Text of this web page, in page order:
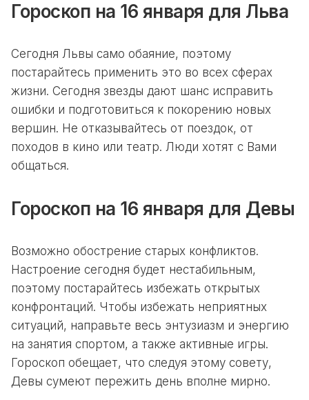
Гороскоп на 16 января для Льва
Сегодня Львы само обаяние, поэтому
постарайтесь применить это во всех сферах
жизни. Сегодня звезды дают шанс исправить
ошибки и подготовиться к покорению новых
вершин. Не отказывайтесь от поездок, от
походов в кино или театр. Люди хотят с Вами
общаться.
Гороскоп на 16 января для Девы
Возможно обострение старых конфликтов.
Настроение сегодня будет нестабильным,
поэтому постарайтесь избежать открытых
конфронтаций. Чтобы избежать неприятных
ситуаций, направьте весь энтузиазм и энергию
на занятия спортом, а также активные игры.
Гороскоп обещает, что следуя этому совету,
Девы сумеют пережить день вполне мирно.